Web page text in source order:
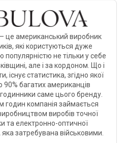
це американський виробник
які користуються дуже
популярністю не тільки у себе
але і за кордоном. Що і
існує статистика, згідно якої
90% багатих американців
саме цього бренду.
годин компанія займається
виробів точної
та електронно-оптичної
яка затребувана військовими.